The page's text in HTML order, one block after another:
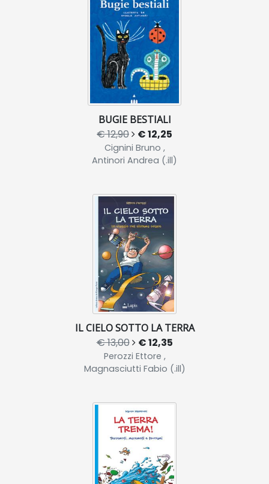
BUGIE BESTIALI
€ 12,90 € 12,25
Cignini Bruno ,
Antinori Andrea (.ill)
IL CIELO SOTTO LA TERRA
€ 13,00 € 12,35
Perozzi Ettore ,
Magnasciutti Fabio (.ill)